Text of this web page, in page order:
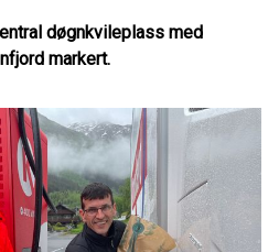
døgnkvileplass med
markert.